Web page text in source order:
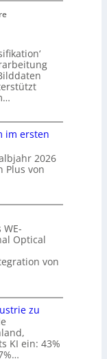
im ersten
2026
Plus von
Optical
von
zu
KI ein: 43%